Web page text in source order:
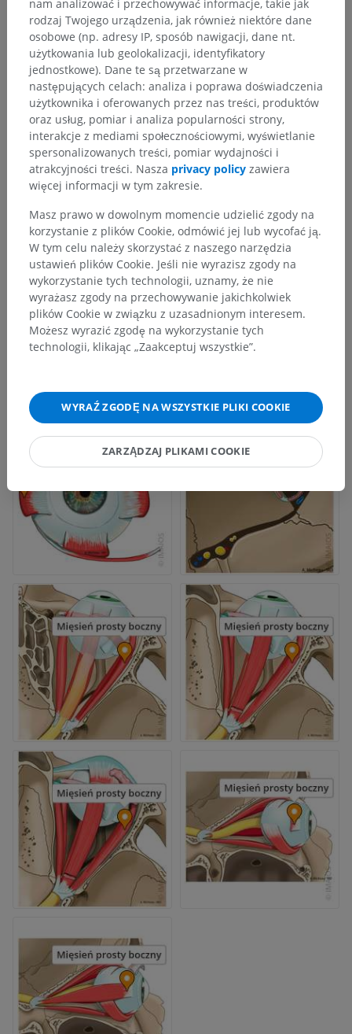
nam analizować i przechowywać informacje, takie jak
rodzaj Twojego urządzenia, jak również niektóre dane
osobowe (np. adresy IP, sposób nawigacji, dane nt.
użytkowania lub geolokalizacji, identyfikatory
jednostkowe). Dane te są przetwarzane w
następujących celach: analiza i poprawa doświadczenia
użytkownika i oferowanych przez nas treści, produktów
oraz usług, pomiar i analiza popularności strony,
interakcje z mediami społecznościowymi, wyświetlanie
spersonalizowanych treści, pomiar wydajności i
atrakcyjności treści. Nasza privacy policy zawiera
więcej informacji w tym zakresie.
Masz prawo w dowolnym momencie udzielić zgody na
korzystanie z plików Cookie, odmówić jej lub wycofać ją.
W tym celu należy skorzystać z naszego narzędzia
ustawień plików Cookie. Jeśli nie wyrazisz zgody na
wykorzystanie tych technologii, uznamy, że nie
wyrażasz zgody na przechowywanie jakichkolwiek
plików Cookie w związku z uzasadnionym interesem.
Możesz wyrazić zgodę na wykorzystanie tych
technologii, klikając „Zaakceptuj wszystkie”.
WYRAŹ ZGODĘ NA WSZYSTKIE PLIKI COOKIE
ZARZĄDZAJ PLIKAMI COOKIE